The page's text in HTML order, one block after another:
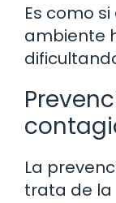
Es como
ambiente
La
trata de la